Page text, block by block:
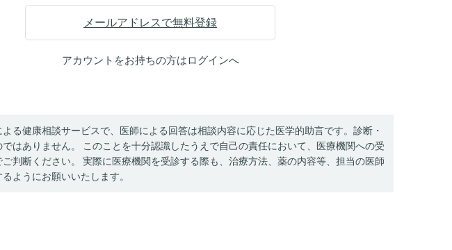
メールアドレスで無料登録
アカウントをお持ちの方はログインへ
る健康相談サービスで、医師による回答は相談内容に応じた医学的助言です。診断・
はありません。 このことを十分認識したうえで自己の責任において、医療機関への受
判断ください。 実際に医療機関を受診する際も、治療方法、薬の内容等、担当の医師
ようにお願いいたします。